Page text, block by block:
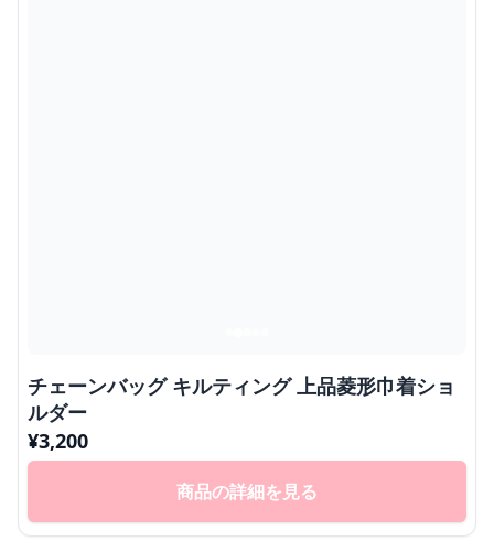
チェーンバッグ キルティング 上品菱形巾着ショ
ルダー
¥3,200
商品の詳細を見る